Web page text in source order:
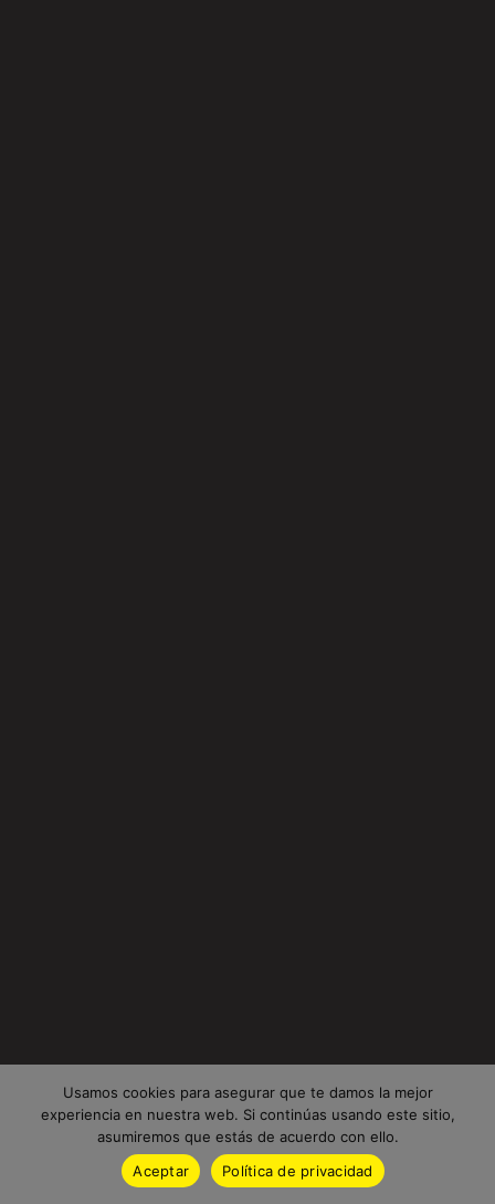
Usamos cookies para asegurar que te damos la mejor
experiencia en nuestra web. Si continúas usando este sitio,
asumiremos que estás de acuerdo con ello.
Aceptar
Política de privacidad